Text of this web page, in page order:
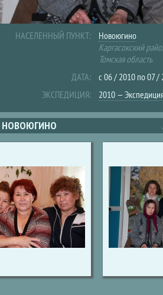
НАСЕЛЕННЫЙ ПУНКТ:
Новоюгино
Каргасокский
Томская область
ДАТА:
с06 / 2010 по07 /
ЭКСПЕДИЦИЯ:
2010 —
НОВОЮГИНО